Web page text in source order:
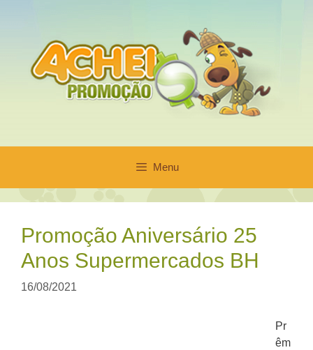
conteúdo
Menu
Promoção Aniversário 25
Anos Supermercados BH
16/08/2021
Pr
êm